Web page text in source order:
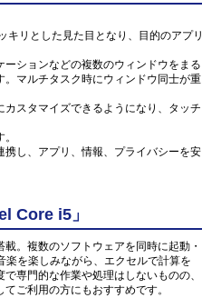
リとした見た目となり、目的のアプリ
ションなどの複数のウィンドウをまる
マルチタスク時にウィンドウ同士が重
スタマイズできるようになり、タッチ
し、アプリ、情報、プライバシーを安
Core i5」
。複数のソフトウェアを同時に起動・
を楽しみながら、エクセルで計算を
専門的な作業や処理はしないものの、
ご利用の方にもおすすめです。